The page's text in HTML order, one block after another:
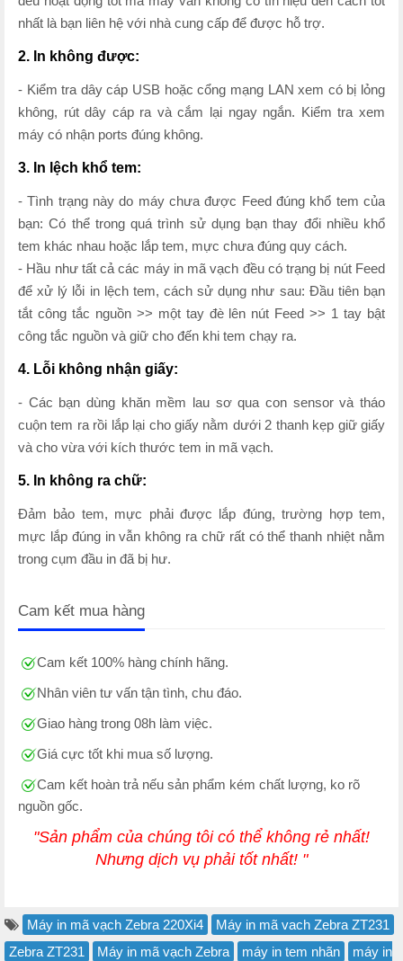
nhất là bạn liên hệ với nhà cung cấp để được hỗ trợ.
2. In không được:
- Kiểm tra dây cáp USB hoặc cổng mạng LAN xem có bị lỏng
không, rút dây cáp ra và cắm lại ngay ngắn. Kiểm tra xem
máy có nhận ports đúng không.
3. In lệch khổ tem:
- Tình trạng này do máy chưa được Feed đúng khổ tem của
bạn: Có thể trong quá trình sử dụng bạn thay đổi nhiều khổ
tem khác nhau hoặc lắp tem, mực chưa đúng quy cách.
- Hầu như tất cả các máy in mã vạch đều có trạng bị nút Feed
để xử lý lỗi in lệch tem, cách sử dụng như sau: Đầu tiên bạn
tắt công tắc nguồn >> một tay đè lên nút Feed >> 1 tay bật
công tắc nguồn và giữ cho đến khi tem chạy ra.
4. Lỗi không nhận giấy:
- Các bạn dùng khăn mềm lau sơ qua con sensor và tháo
cuộn tem ra rồi lắp lại cho giấy nằm dưới 2 thanh kẹp giữ giấy
và cho vừa với kích thước tem in mã vạch.
5. In không ra chữ:
Đảm bảo tem, mực phải được lắp đúng, trường hợp tem,
mực lắp đúng in vẫn không ra chữ rất có thể thanh nhiệt nằm
trong cụm đầu in đã bị hư.
Cam kết mua hàng
Cam kết 100% hàng chính hãng.
Nhân viên tư vấn tận tình, chu đáo.
Giao hàng trong 08h làm việc.
Giá cực tốt khi mua số lượng.
Cam kết hoàn trả nếu sản phẩm kém chất lượng, ko rõ
nguồn gốc.
"Sản phẩm của chúng tôi có thể không rẻ nhất!
Nhưng dịch vụ phải tốt nhất! "
Máy in mã vạch Zebra 220Xi4
Máy in mã vach Zebra ZT231
Zebra ZT231
Máy in mã vạch Zebra máy in tem nhãn
máy in